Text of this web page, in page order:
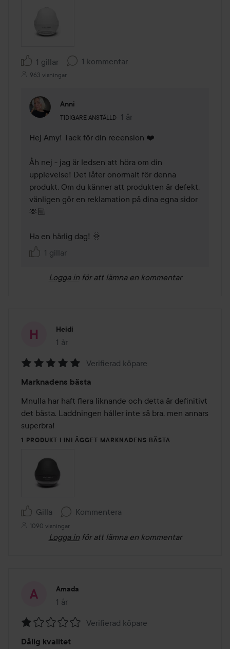
1 gillar 1 kommentar
963 visningar
Anni
TIDIGARE ANSTÄLLD
Användarens roll: Tidigare anställd.
1 år
Kommentaren lades 1 år
Hej Amy! Tack för din recension ❤️
Åh nej - jag är ledsen att höra om din
upplevelse! Det låter onormalt för denna
produkt. Om du känner att produkten är defekt,
vänligen gör en reklamation på dina egna sidor
🫶🏼
Ha en härlig dag! 🌞
1 gillar
Logga in för att lämna en kommentar
Heidi
1 år
Inlägget skapades 1 år
5
av
5
Verifierad köpare
Marknadens bästa
Mnulla har haft flera liknande och detta är definitivt
det bästa. Laddningen håller inte så bra, men annars
superbra!
1 PRODUKT I INLÄGGET MARKNADENS BÄSTA
Gilla Kommentera
1090 visningar
Logga in för att lämna en kommentar
Amada
1 år
Inlägget skapades 1 år
1
Verifierad köpare
Dålig kvalitet